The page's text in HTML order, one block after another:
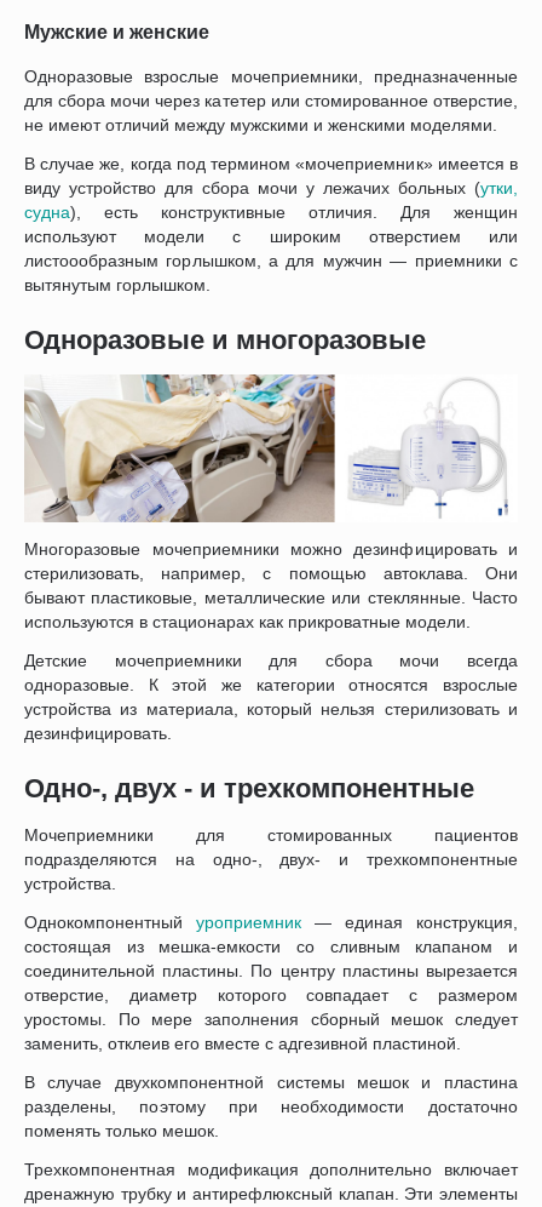
Мужские и женские
Одноразовые взрослые мочеприемники, предназначенные
для сбора мочи через катетер или стомированное отверстие,
не имеют отличий между мужскими и женскими моделями.
В случае же, когда под термином «мочеприемник» имеется в
виду устройство для сбора мочи у лежачих больных (утки,
судна), есть конструктивные отличия. Для женщин
используют модели с широким отверстием или
листоообразным горлышком, а для мужчин — приемники с
вытянутым горлышком.
Одноразовые и многоразовые
Многоразовые мочеприемники можно дезинфицировать и
стерилизовать, например, с помощью автоклава. Они
бывают пластиковые, металлические или стеклянные. Часто
используются в стационарах как прикроватные модели.
Детские мочеприемники для сбора мочи всегда
одноразовые. К этой же категории относятся взрослые
устройства из материала, который нельзя стерилизовать и
дезинфицировать.
Одно-, двух - и трехкомпонентные
Мочеприемники для стомированных пациентов
подразделяются на одно-, двух- и трехкомпонентные
устройства.
Однокомпонентныйуроприемник — единая конструкция,
состоящая из мешка-емкости со сливным клапаном и
соединительной пластины. По центру пластины вырезается
отверстие, диаметр которого совпадает с размером
уростомы. По мере заполнения сборный мешок следует
заменить, отклеив его вместе с адгезивной пластиной.
В случае двухкомпонентной системы мешок и пластина
разделены, поэтому при необходимости достаточно
поменять только мешок.
Трехкомпонентная модификация дополнительно включает
дренажную трубку и антирефлюксный клапан. Эти элементы